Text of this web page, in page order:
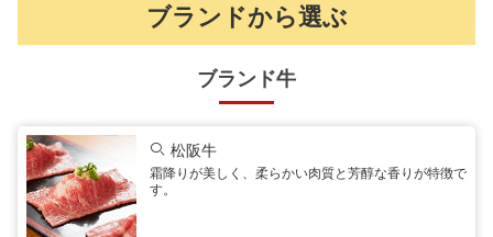
ブランドから選ぶ
ブランド牛
松阪牛
霜降りが美しく、柔らかい肉質と芳醇な香りが特徴で
す。